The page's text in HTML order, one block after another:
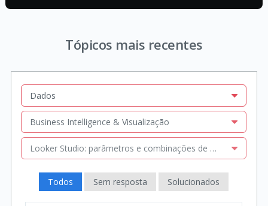
Tópicos mais recentes
Dados
Business Intelligence & Visualização
Looker Studio: parâmetros e combinações de dados
Todos Sem resposta Solucionados